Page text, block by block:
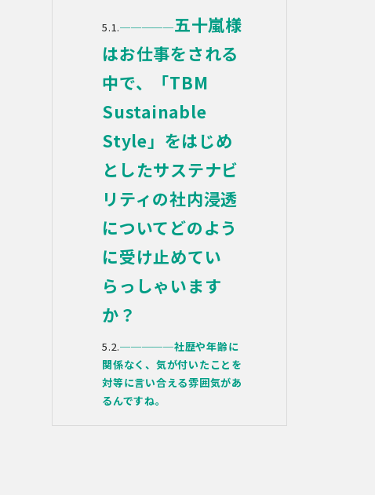
かつ最新のものとするよう適切な処置を
また、個人データの漏えい、滅失又は毀
め、個人データを適切かつ安全に管理し
当社は、個人情報を適切に取り扱うた
め、以下の安全管理措置を実施します。
(1)組織的安全管理措置
・ 個人データの取扱いに関する責任者を
定め、報告連絡体制や取扱方法を管理し
ています。
・ 個人情報の取扱状況について定期的な
(2)人的安全管理措置
について、従業員に定期的な研修を実施
しています。
・ 個人データについての秘密保持に関す
(3)物理的安全管理措置
・個人データを取扱う区域において、従
業員の入退室管理及び持ち込む機器等の
制限を行うとともに、権限を有しない者
─────五十嵐様
はお仕事をされる
中で、「TBM
Sustainable
Style」をはじめ
としたサステナビ
リティの社内浸透
についてどのよう
に受け止めてい
らっしゃいます
か？
─────社歴や年齢に
関係なく、気が付いたことを
対等に言い合える雰囲気があ
るんですね。